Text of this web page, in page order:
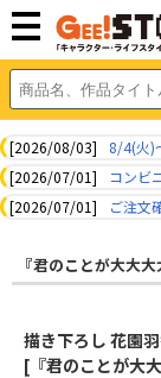
[2026/08/03]
8/4(火)
[2026/07/01]
コンビ
[2026/07/01]
ご注文
『君のことが大大
描き下ろし 花園
[『君のことが大